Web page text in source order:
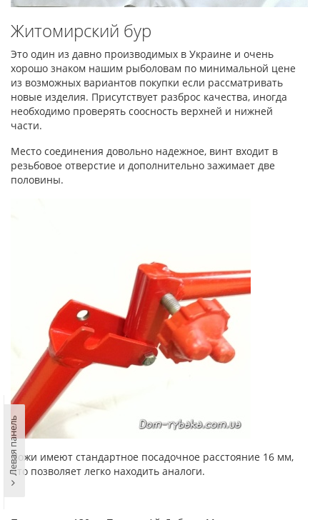
Житомирский бур
Это один из давно производимых в Украине и очень
хорошо знаком нашим рыболовам по минимальной цене
из возможных вариантов покупки если рассматривать
новые изделия. Присутствует разброс качества, иногда
необходимо проверять соосность верхней и нижней
части.
Место соединения довольно надежное, винт входит в
резьбовое отверстие и дополнительно зажимает две
половины.
Ножи имеют стандартное посадочное расстояние 16 мм,
что позволяет легко находить аналоги.
Левая панель